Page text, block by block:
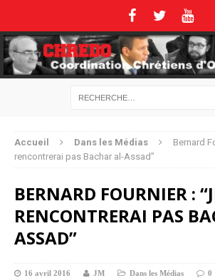
Accueil Dans les Médias
Bernard
rencontrerai pas Bachar al-Assad”
BERNARD FOURNIER :
RENCONTRERAI PAS
ASSAD”
16 avril 2016 JM Dans les Médias 0